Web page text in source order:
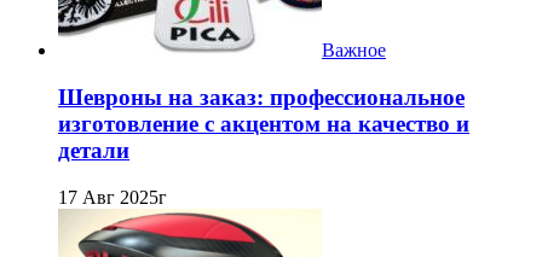
Важное
Шевроны на заказ: профессиональное
изготовление с акцентом на качество и
детали
17 Авг 2025г